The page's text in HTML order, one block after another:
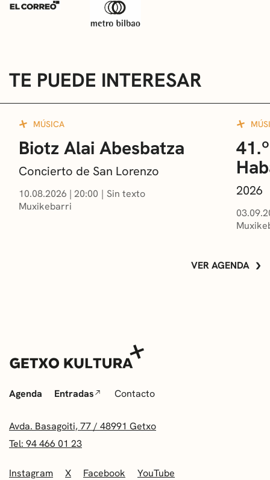
TE PUEDE INTERESAR
MÚSICA
Biotz Alai Abesbatza
Concierto de San Lorenzo
10.08.2026 | 20:00
Sin texto
Muxikebarri
2026
VER AGENDA
Agenda Entradas Contacto
Avda. Basagoiti, 77 / 48991 Getxo
Tel: 94 466 01 23
Instagram X Facebook YouTube